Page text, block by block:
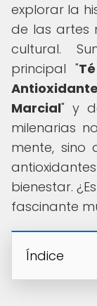
explorar la
de las artes
cultural.
principal "
Marcial" y
milenarias
mente, sino
bienestar.
fascinante
Índice